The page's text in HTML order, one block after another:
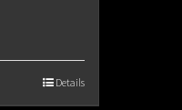
Details